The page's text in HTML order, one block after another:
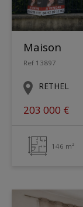
Maison
Ref 13897
RETHEL
203 000 €
146 m²